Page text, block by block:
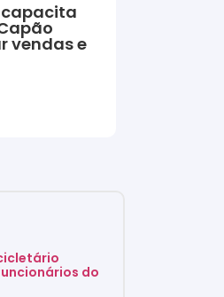
capacita
vendas e
do